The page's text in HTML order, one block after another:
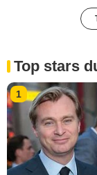
Top stars
1